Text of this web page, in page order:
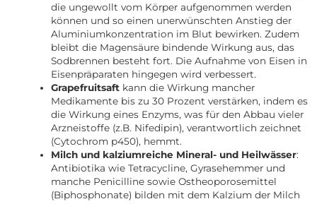
die ungewollt vom Körper aufgenommen werden
können und so einen unerwünschten Anstieg der
Aluminiumkonzentration im Blut bewirken. Zudem
bleibt die Magensäure bindende Wirkung aus, das
Sodbrennen besteht fort. Die Aufnahme von Eisen in
Eisenpräparaten hingegen wird verbessert.
Grapefruitsaft kann die Wirkung mancher
Medikamente bis zu 30 Prozent verstärken, indem es
die Wirkung eines Enzyms, was für den Abbau vieler
Arzneistoffe (z.B. Nifedipin), verantwortlich zeichnet
(Cytochrom p450), hemmt.
Milch und kalziumreiche Mineral- und Heilwässer:
Antibiotika wie Tetracycline, Gyrasehemmer und
manche Penicilline sowie Ostheoporosemittel
(Biphosphonate) bilden mit dem Kalzium der Milch